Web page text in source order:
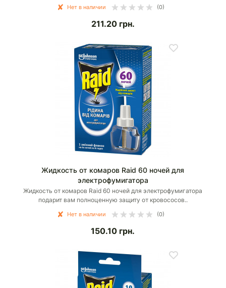
Нет в наличии (0)
211.20 грн.
Жидкость от комаров Raid 60 ночей для
электрофумигатора
Жидкость от комаров Raid 60 ночей для электрофумигатора
подарит вам полноценную защиту от кровососов..
Нет в наличии (0)
150.10 грн.